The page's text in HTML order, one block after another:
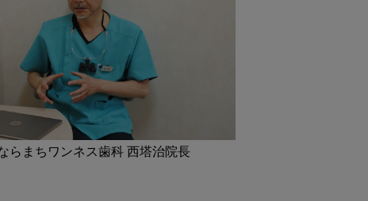
らまちワンネス歯科 西塔治院長